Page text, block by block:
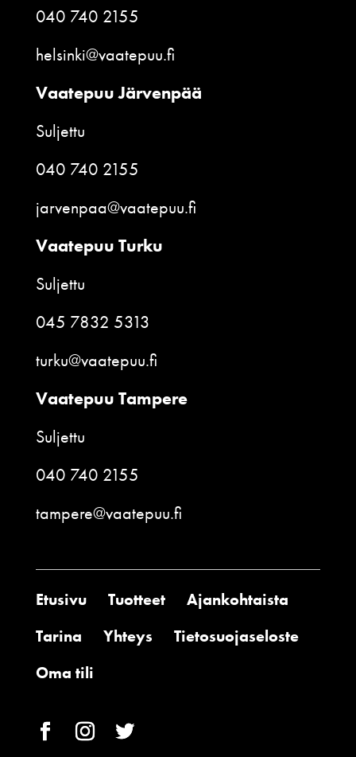
040 740 2155
helsinki@vaatepuu.fi
Vaatepuu Järvenpää
Suljettu
040 740 2155
jarvenpaa@vaatepuu.fi
Vaatepuu Turku
Suljettu
045 7832 5313
turku@vaatepuu.fi
Vaatepuu Tampere
Suljettu
040 740 2155
tampere@vaatepuu.fi
Etusivu Tuotteet
Ajankohtaista
Tarina
Yhteys
Tietosuojaseloste
Oma tili